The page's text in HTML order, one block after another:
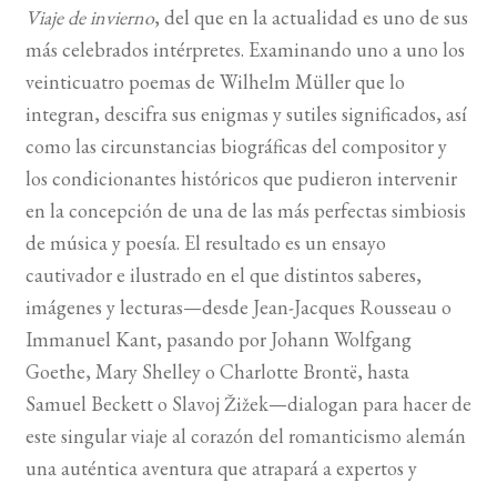
Viaje de invierno, del que en la actualidad es uno de sus
más celebrados intérpretes. Examinando uno a uno los
veinticuatro poemas de Wilhelm Müller que lo
integran, descifra sus enigmas y sutiles significados, así
como las circunstancias biográficas del compositor y
los condicionantes históricos que pudieron intervenir
en la concepción de una de las más perfectas simbiosis
de música y poesía. El resultado es un ensayo
cautivador e ilustrado en el que distintos saberes,
imágenes y lecturas—desde Jean-Jacques Rousseau o
Immanuel Kant, pasando por Johann Wolfgang
Goethe, Mary Shelley o Charlotte Brontë, hasta
Samuel Beckett o Slavoj Žižek—dialogan para hacer de
este singular viaje al corazón del romanticismo alemán
una auténtica aventura que atrapará a expertos y